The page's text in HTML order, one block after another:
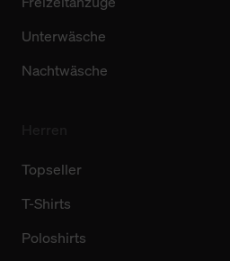
Unterwäsche
Nachtwäsche
Topseller
T-Shirts
Poloshirts